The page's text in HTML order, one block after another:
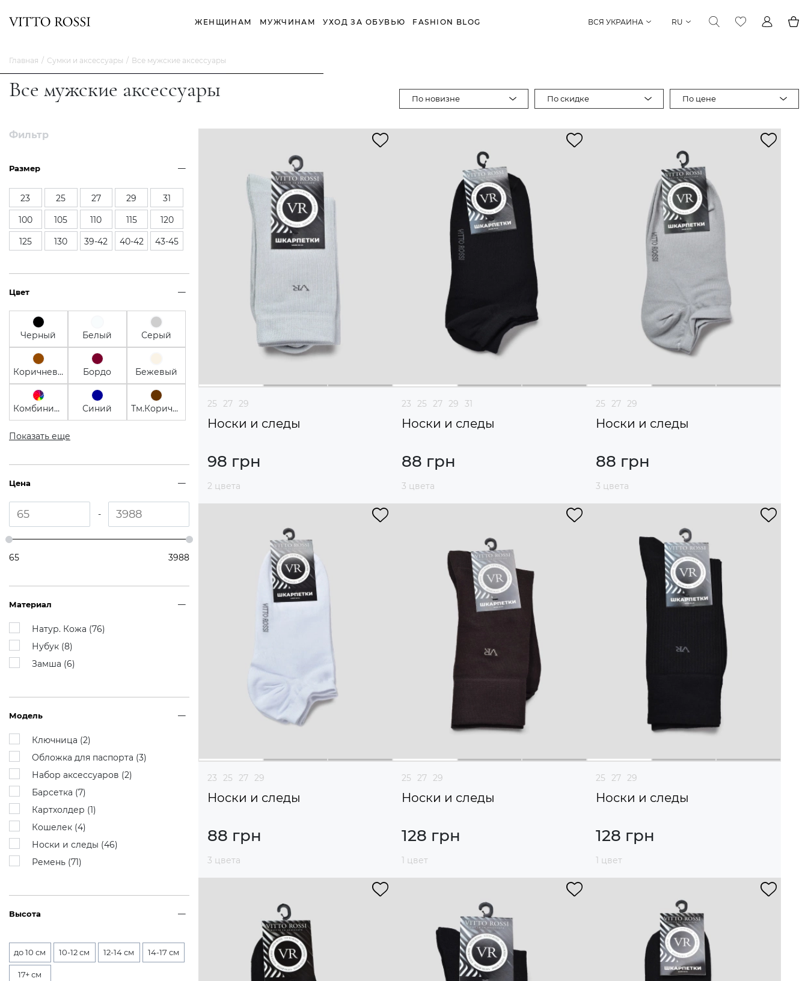
ЖЕНЩИНАМ МУЖЧИНАМ УХОД ЗА ОБУВЬЮ FASHION BLOG ВСЯ УКРАИНА RU
Главная Сумки и аксессуары Все мужские аксессуары
Все мужские аксессуары По новизне По скидке По цене
Фильтр
Размер
23 25 27 29
31
100
105 110 115
120
125
130 39-42 40-42 43-45
Цвет
Черный Белый Серый
Коричневый Бордо Бежевый
Комбинированный Синий Тм.Коричневый
Показать еще
Цена
-
65 3988
Материал
Натур. Кожа (76)
Нубук (8)
Замша (6)
Модель
Ключница (2)
Обложка для паспорта (3)
Набор аксессуаров (2)
Барсетка (7)
Картхолдер (1)
Кошелек (4)
Носки и следы (46)
Ремень (71)
Высота
до 10 см 10-12 см 12-14 см 14-17 см
17+ см
25 27 29
Носки и следы
98 грн
2 цвета
23 25 27 29 31
Носки и следы
88 грн
3 цвета
25 27 29
Носки и следы
88 грн
3 цвета
23 25 27 29
Носки и следы
88 грн
3 цвета
25 27 29
Носки и следы
128 грн
1 цвет
25 27 29
Носки и следы
128 грн
1 цвет